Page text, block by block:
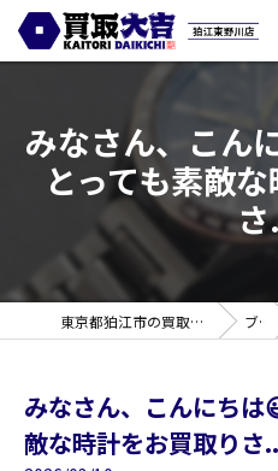
みなさん、こん
とっても素敵
東京都狛江市の買取なら買取大吉 狛江東野川店 ブログ
みなさん、こんにちは
敵な時計をお買取りさ